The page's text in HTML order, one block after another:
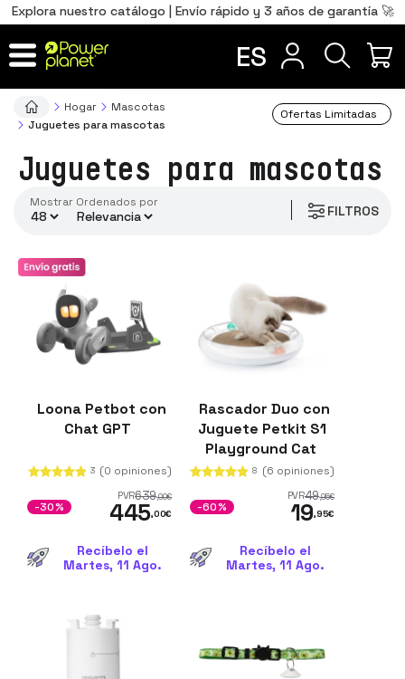
Explora nuestro catálogo | Envío rápido y 3 años de garantía 🚀
ES
Hogar
Mascotas
Juguetes para mascotas
Ofertas Limitadas
Juguetes para mascotas
FILTROS
Mostrar ordenados por
precio
Loona Petbot con
Chat GPT
3 (0 opiniones)
PVR639,00€
445,00€
-30%
Recíbelo el
Martes, 11 Ago.
Rascador Duo con
Juguete Petkit S1
Playground Cat
8 (6 opiniones)
PVR49,95€
19,95€
-60%
Recíbelo el
Martes, 11 Ago.
Total 0,00€
IR AL CARRITO
Português
PT
FR